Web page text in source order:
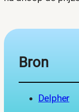
Bron
Delpher